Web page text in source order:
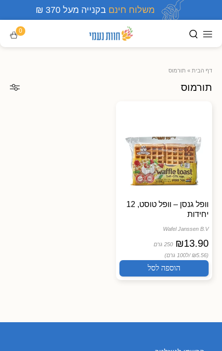
משלוח חינם בקנייה מעל 370 ₪
0
דף הבית » תורמוס
תורמוס
וופל גנסן – וופל טוסט, 12
יחידות
Wafel Janssen B.V
₪13.90
250 גרם
(₪5.56 /
ל100 גרם)
הוספה לסל